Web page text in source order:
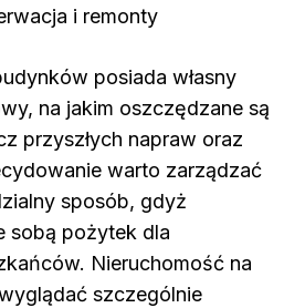
i remonty
posiada własny
na jakim oszczędzane są
przyszłych napraw oraz
warto zarządzać
sposób, gdyż
sobą pożytek dla
Nieruchomość na
szczególnie